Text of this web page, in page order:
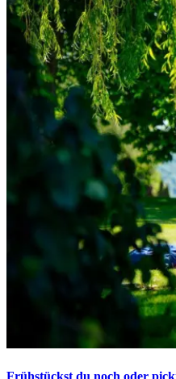
Frühstückst du noch oder